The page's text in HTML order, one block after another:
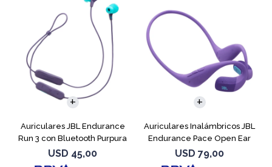
Auriculares JBL Endurance
Run 3 con Bluetooth Purpura
USD 45,00
Auriculares Inalámbricos JBL
Endurance Pace Open Ear
Purpura
USD 79,00